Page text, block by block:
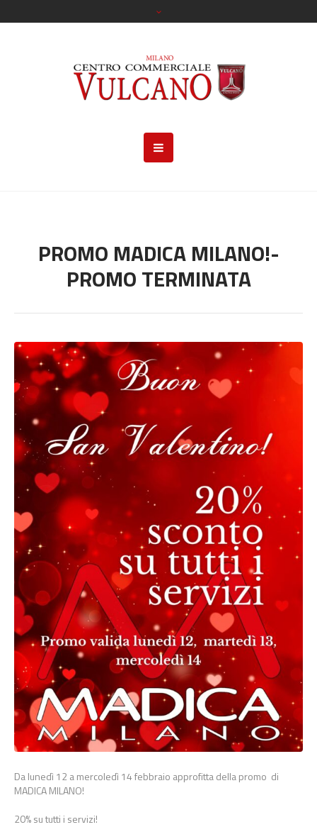
PROMO MADICA MILANO!-
PROMO TERMINATA
Da lunedì 12 a mercoledì 14 febbraio approfitta della promo di
MADICA MILANO!
20% su tutti i servizi!